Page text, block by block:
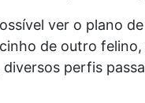
ver o plano
de outro
perfis